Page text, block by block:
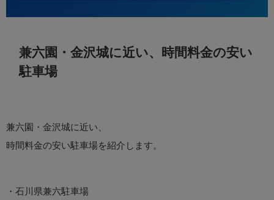
兼六園・金沢城に近い、時間料金の安い
駐車場
兼六園・金沢城に近い、
時間料金の安い駐車場を紹介します。
・石川県兼六駐車場